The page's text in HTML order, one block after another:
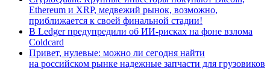
Ethereum и XRP, медвежий рынок, возможно,
приближается к своей финальной стадии!
В Ledger предупредили об ИИ-рисках на фоне взлома
Coldcard
Привет, нулевые: можно ли сегодня найти
на российском рынке надежные запчасти для грузовиков